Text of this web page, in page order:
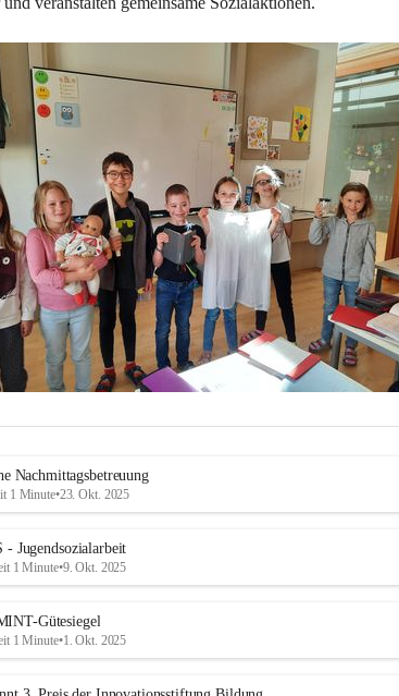
Nachmittagsbetreuung
1 Minute•23. Okt. 2025
- Jugendsozialarbeit
1 Minute•9. Okt. 2025
Gütesiegel
1 Minute•1. Okt. 2025